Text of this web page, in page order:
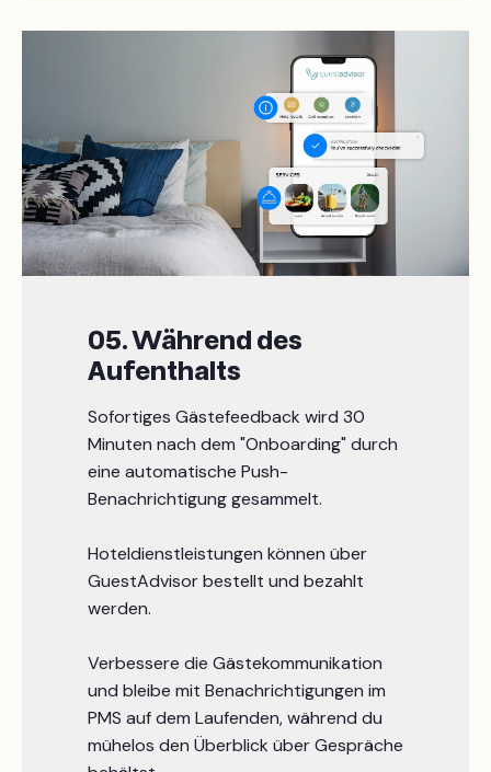
05. Während des
Aufenthalts
Sofortiges Gästefeedback wird 30
Minuten nach dem "Onboarding" durch
eine automatische Push-
Benachrichtigung gesammelt.
Hoteldienstleistungen können über
GuestAdvisor bestellt und bezahlt
werden.
Verbessere die Gästekommunikation
und bleibe mit Benachrichtigungen im
PMS auf dem Laufenden, während du
mühelos den Überblick über Gespräche